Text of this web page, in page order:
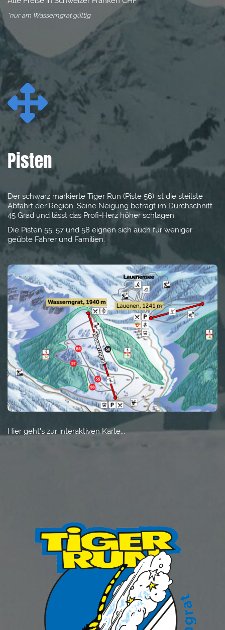
*nur am Wasserngrat gültig

Pisten
Der schwarz markierte Tiger Run (Piste 56) ist die steilste
Abfahrt der Region. Seine Neigung beträgt im Durchschnitt
45 Grad und lässt das Profi-Herz höher schlagen.
Die Pisten 55, 57 und 58 eignen sich auch für weniger
geübte Fahrer und Familien.
Hier geht's zur interaktiven Karte...